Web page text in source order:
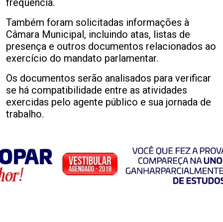
frequência.
Também foram solicitadas informações à
Câmara Municipal, incluindo atas, listas de
presença e outros documentos relacionados ao
exercício do mandato parlamentar.
Os documentos serão analisados para verificar
se há compatibilidade entre as atividades
exercidas pelo agente público e sua jornada de
trabalho.